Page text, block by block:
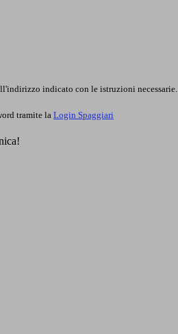
indicato con le istruzioni necessarie.
tramite la Login Spaggiari